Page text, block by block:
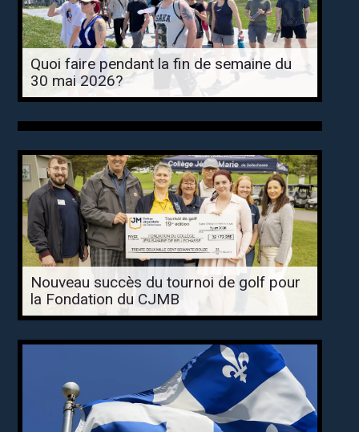
Quoi faire pendant la fin de semaine du
30 mai 2026?
Nouveau succès du tournoi de golf pour
la Fondation du CJMB